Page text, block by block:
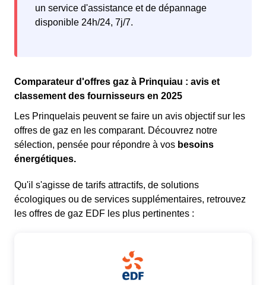
un service d'assistance et de dépannage
disponible 24h/24, 7j/7.
Comparateur d'offres gaz à Prinquiau : avis et
classement des fournisseurs en 2025
Les Prinquelais peuvent se faire un avis objectif sur les
offres de gaz en les comparant. Découvrez notre
sélection, pensée pour répondre à vos besoins
énergétiques.
Qu'il s'agisse de tarifs attractifs, de solutions
écologiques ou de services supplémentaires, retrouvez
les offres de gaz EDF les plus pertinentes :